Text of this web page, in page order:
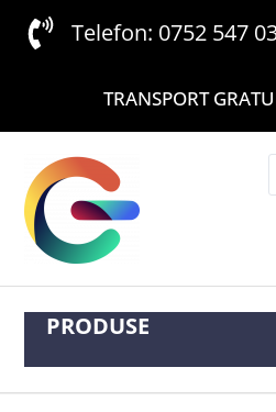
Telefon: 0752 547
TRANSPORT
PRODUSE